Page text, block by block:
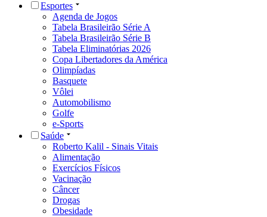
Esportes
Agenda de Jogos
Tabela Brasileirão Série A
Tabela Brasileirão Série B
Tabela Eliminatórias 2026
Copa Libertadores da América
Olimpíadas
Basquete
Vôlei
Automobilismo
Golfe
e-Sports
Saúde
Roberto Kalil - Sinais Vitais
Alimentação
Exercícios Físicos
Vacinação
Câncer
Drogas
Obesidade